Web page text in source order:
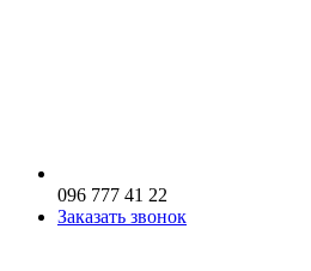
096 777 41 22
Заказать звонок